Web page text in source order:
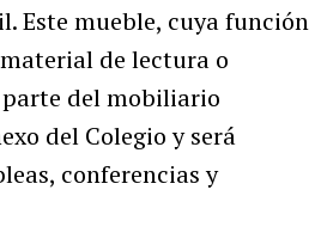
Este mueble, cuya función
de lectura o
del mobiliario
del Colegio y será
conferencias y